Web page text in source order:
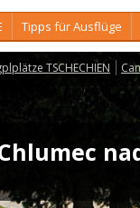
Tipps für Ausflüge
TSCHECHIEN